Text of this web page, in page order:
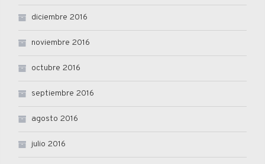
diciembre 2016
noviembre 2016
octubre 2016
septiembre 2016
agosto 2016
julio 2016